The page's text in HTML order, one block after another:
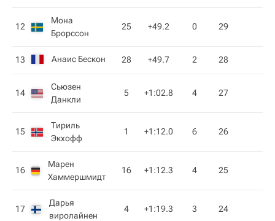
12
Мона
Брорссон
25 +49.2 0 29
13 Анаис Бескон 28 +49.7 2 28
14
Сьюзен
Данкли
5 +1:02.8 4 27
15
Тириль
Экхофф
1 +1:12.0 6 26
16
Марен
Хаммершмидт
16 +1:12.3 4 25
17
Дарья
виролайнен
4 +1:19.3 3 24